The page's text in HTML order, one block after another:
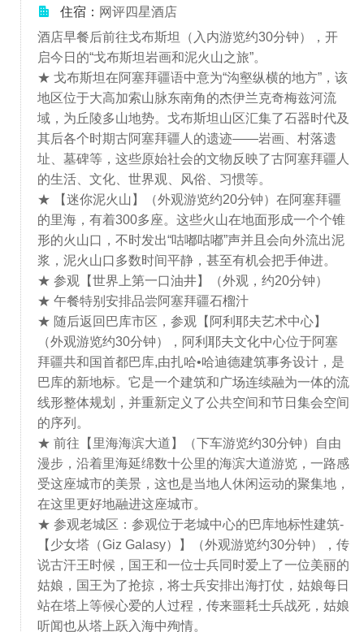
住宿： 网评四星酒店
酒店早餐后前往戈布斯坦（入内游览约30分钟），开
启今日的“戈布斯坦岩画和泥火山之旅”。
★ 戈布斯坦在阿塞拜疆语中意为“沟壑纵横的地方”，该
地区位于大高加索山脉东南角的杰伊兰克奇梅兹河流
域，为丘陵多山地势。戈布斯坦山区汇集了石器时代及
其后各个时期古阿塞拜疆人的遗迹——岩画、村落遗
址、墓碑等，这些原始社会的文物反映了古阿塞拜疆人
的生活、文化、世界观、风俗、习惯等。
★ 【迷你泥火山】（外观游览约20分钟）在阿塞拜疆
的里海，有着300多座。这些火山在地面形成一个个锥
形的火山口，不时发出“咕嘟咕嘟”声并且会向外流出泥
浆，泥火山口多数时间平静，甚至有机会把手伸进。
★ 参观【世界上第一口油井】（外观，约20分钟）
★ 午餐特别安排品尝阿塞拜疆石榴汁
★ 随后返回巴库市区，参观【阿利耶夫艺术中心】
（外观游览约30分钟），阿利耶夫文化中心位于阿塞
拜疆共和国首都巴库,由扎哈•哈迪德建筑事务设计，是
巴库的新地标。它是一个建筑和广场连续融为一体的流
线形整体规划，并重新定义了公共空间和节日集会空间
的序列。
★ 前往【里海海滨大道】（下车游览约30分钟）自由
漫步，沿着里海延绵数十公里的海滨大道游览，一路感
受这座城市的美景，这也是当地人休闲运动的聚集地，
在这里更好地融进这座城市。
★ 参观老城区：参观位于老城中心的巴库地标性建筑-
【少女塔（Giz Galasy）】（外观游览约30分钟），传
说古汗王时候，国王和一位士兵同时爱上了一位美丽的
姑娘，国王为了抢掠，将士兵安排出海打仗，姑娘每日
站在塔上等候心爱的人过程，传来噩耗士兵战死，姑娘
听闻也从塔上跃入海中殉情。